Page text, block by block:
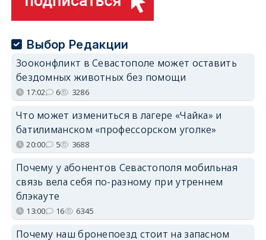
Выбор Редакции
Зооконфликт в Севастополе может оставить
бездомных животных без помощи
17:02 6 3286
Что может измениться в лагере «Чайка» и
батилиманском «профессорском уголке»
20:00 5 3688
Почему у абонентов Севастополя мобильная
связь вела себя по-разному при утреннем
блэкауте
13:00 16 6345
Почему наш бронепоезд стоит на запасном